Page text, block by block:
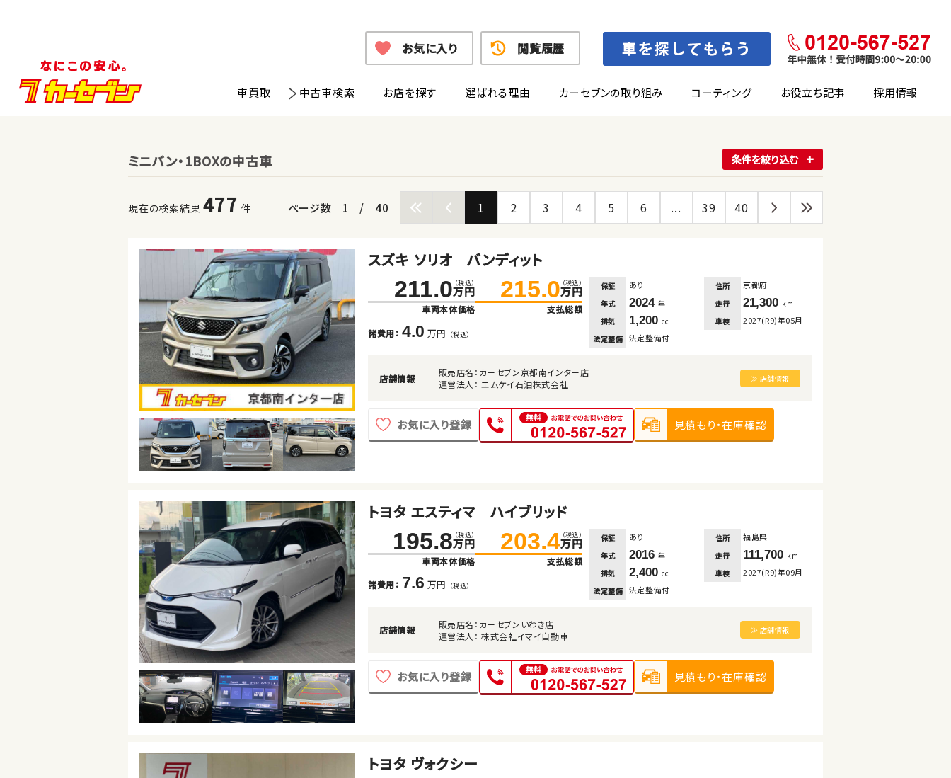
車買取 中古車検索 お店を探す 選ばれる理由 カーセブンの取り組み コーティング お役立ち記事 採用情報
お気に入り 閲覧履歴
ミニバン・1BOXの中古車 条件を絞り込む
現在の検索結果 477 件 ページ数 1 / 40 1 2 3 4 5 6 ... 39 40
スズキ ソリオ バンディット
211.0 （税込）
万円
車両本体価格
215.0 （税込）
万円
支払総額
諸費用： 4.0 万円 （税込）
保証 あり 住所 京都府
年式 2024 年 走行 21,300 km
排気
1,200 cc 車検 2027(R9)年05月
法定整備 法定整備付
店舗情報
販売店名：カーセブン京都南インター店
運営法人： エムケイ石油株式会社
≫ 店舗情報
お気に入り登録 見積もり・在庫確認
トヨタ エスティマ ハイブリッド
195.8 （税込）
万円
車両本体価格
203.4 （税込）
万円
支払総額
諸費用： 7.6 万円 （税込）
保証 あり 住所 福島県
年式 2016 年 走行 111,700 km
排気
2,400 cc 車検 2027(R9)年09月
法定整備 法定整備付
店舗情報
販売店名：カーセブンいわき店
運営法人： 株式会社イマイ自動車
≫ 店舗情報
お気に入り登録 見積もり・在庫確認
トヨタ ヴォクシー